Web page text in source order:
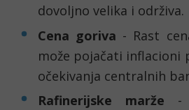
dovoljno velika i održiva.
Cena goriva - Rast
može pojačati
očekivanja centralnih
Rafinerijske marže -